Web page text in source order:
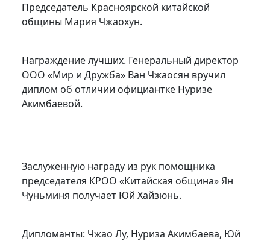
Председатель Красноярской китайской
общины Мария Чжаохун.
Награждение лучших. Генеральный директор
ООО «Мир и Дружба» Ван Чжаосян вручил
диплом об отличии официантке Нуризе
Акимбаевой.
Заслуженную награду из рук помощника
председателя КРОО «Китайская община» Ян
Чуньминя получает Юй Хайзюнь.
Дипломанты: Чжао Лу, Нуриза Акимбаева, Юй